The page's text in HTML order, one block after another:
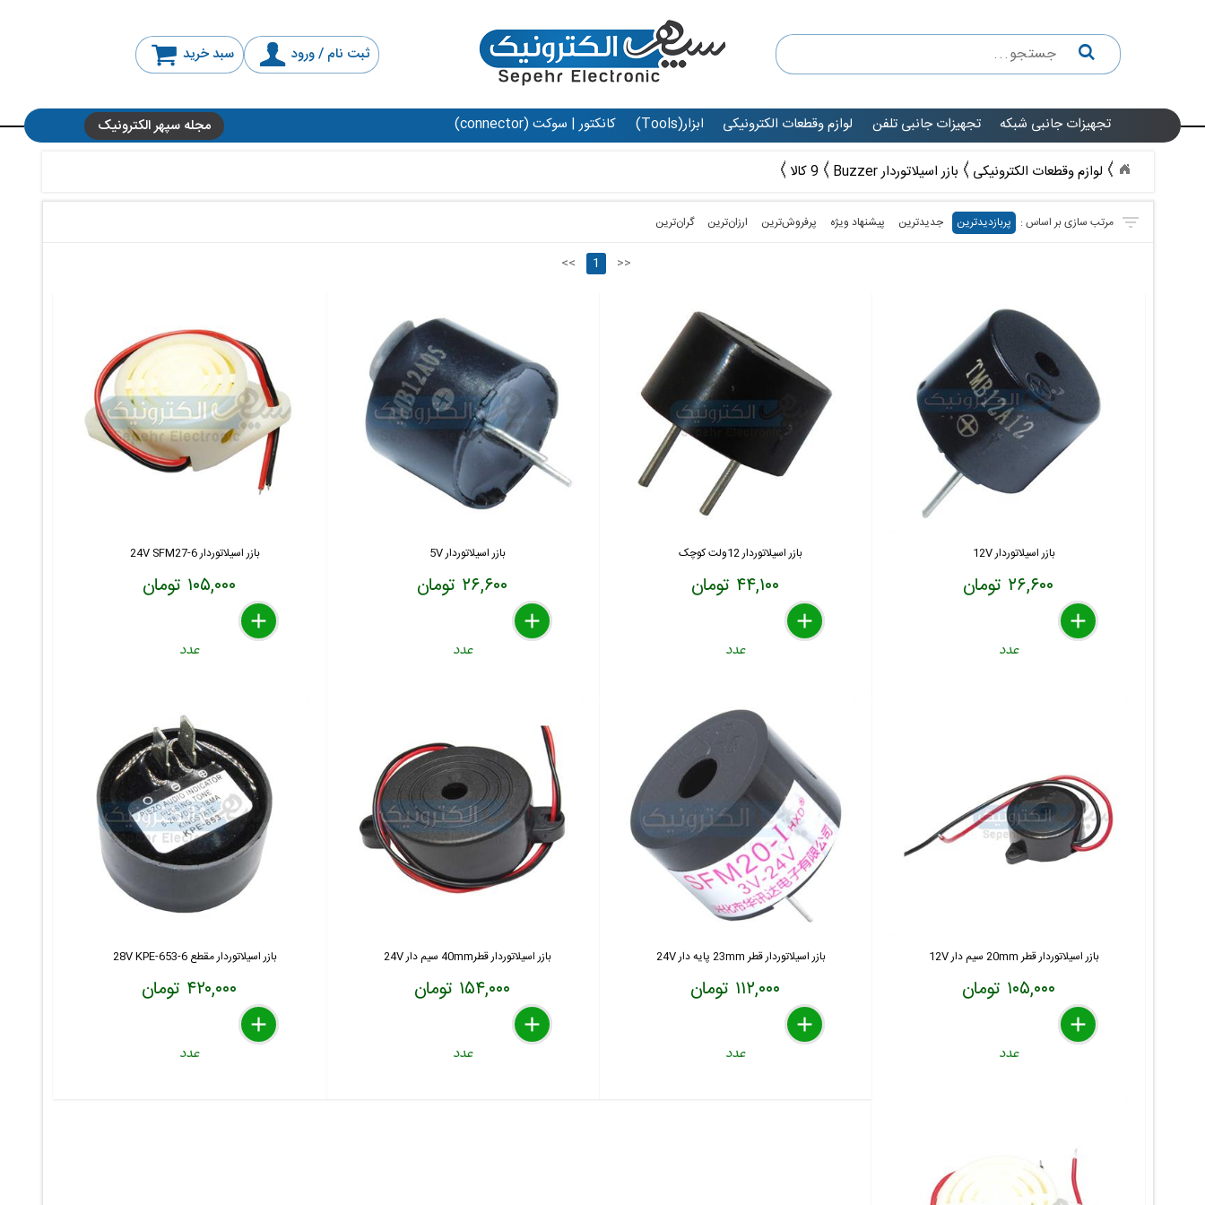
ثبت نام / ورود سبد خرید
تجهیزات جانبی شبکه تجهیزات جانبی تلفن لوازم وقطعات الکترونیکی ابزار(Tools) کانکتور | سوکت (connector) مجله سپهر الکترونیک
لوازم وقطعات الکترونیکی بازر اسیلاتوردار Buzzer 9 کالا
پربازدیدترین جدیدترین پیشنهاد ویژه پرفروش‌ترین‌ ارزان‌ترین گران‌ترین
<< 1 >>
بازر اسیلاتوردار 12V
۲۶,۶۰۰ تومان
delete
remove
add
عدد
بازر اسیلاتوردار 12ولت کوچک
۴۴,۱۰۰ تومان
delete
remove
add
عدد
بازر اسیلاتوردار 5V
۲۶,۶۰۰ تومان
delete
remove
add
عدد
بازر اسیلاتوردار 6-24V SFM27
۱۰۵,۰۰۰ تومان
delete
remove
add
عدد
بازر اسیلاتوردار قطر 20mm سیم دار 12V
۱۰۵,۰۰۰ تومان
delete
remove
add
عدد
بازر اسیلاتوردار قطر 23mm پایه دار 24V
۱۱۲,۰۰۰ تومان
delete
remove
add
عدد
بازر اسیلاتوردار قطر40mm سیم دار 24V
۱۵۴,۰۰۰ تومان
delete
remove
add
عدد
بازر اسیلاتوردار مقطع 6-28V KPE-653
۴۲۰,۰۰۰ تومان
delete
remove
add
عدد